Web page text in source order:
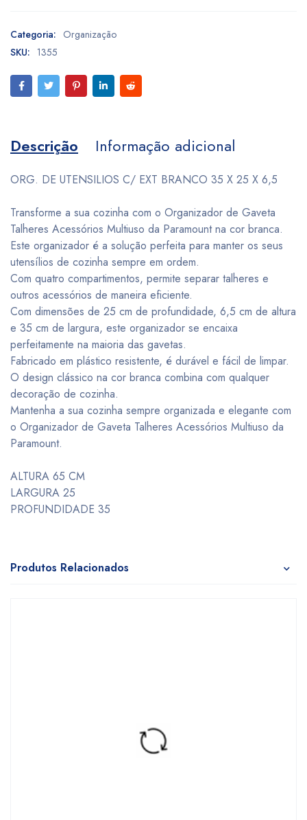
Categoria: Organização
SKU: 1355
Descrição Informação adicional
ORG. DE UTENSILIOS C/ EXT BRANCO 35 X 25 X 6,5
Transforme a sua cozinha com o Organizador de Gaveta
Talheres Acessórios Multiuso da Paramount na cor branca.
Este organizador é a solução perfeita para manter os seus
utensílios de cozinha sempre em ordem.
Com quatro compartimentos, permite separar talheres e
outros acessórios de maneira eficiente.
Com dimensões de 25 cm de profundidade, 6,5 cm de altura
e 35 cm de largura, este organizador se encaixa
perfeitamente na maioria das gavetas.
Fabricado em plástico resistente, é durável e fácil de limpar.
O design clássico na cor branca combina com qualquer
decoração de cozinha.
Mantenha a sua cozinha sempre organizada e elegante com
o Organizador de Gaveta Talheres Acessórios Multiuso da
Paramount.
ALTURA 65 CM
LARGURA 25
PROFUNDIDADE 35
Produtos Relacionados